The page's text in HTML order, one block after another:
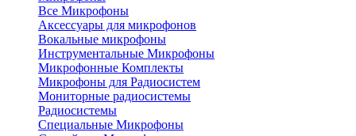
Все Микрофоны
Аксессуары для микрофонов
Вокальные микрофоны
Инструментальные Микрофоны
Микрофонные Комплекты
Микрофоны для Радиосистем
Мониторные радиосистемы
Радиосистемы
Специальные Микрофоны